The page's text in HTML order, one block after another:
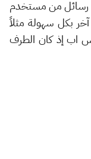
رسائل من مستخدم
بكل سهولة مثلاً
اب إذ كان الطرف